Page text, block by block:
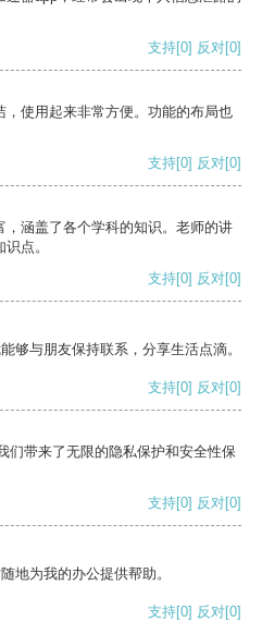
支持[0] 反对[0]
使用起来非常方便。功能的布局也
支持[0] 反对[0]
涵盖了各个学科的知识。老师的讲
点。
支持[0] 反对[0]
够与朋友保持联系，分享生活点滴。
支持[0] 反对[0]
们带来了无限的隐私保护和安全性保
支持[0] 反对[0]
地为我的办公提供帮助。
支持[0] 反对[0]